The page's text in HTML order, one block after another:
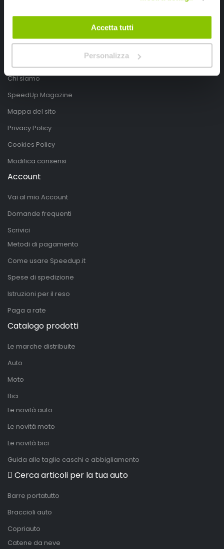
Accetta tutti
Personalizza
Treviso, Italy 31040
Chi siamo
SpeedUp Magazine
Mappa del sito
Privacy Policy
Cookies Policy
Modifica consensi
Account
Vai al mio Account
Domande frequenti
Scrivici
Metodi di pagamento
Come usare Speedup.it
Spese di spedizione
Istruzioni per il reso
Paga a rate
Catalogo prodotti
Le marche distribuite
Auto
Moto
Bici
Le novità auto
Le novità moto
Le novità bici
Guida alle taglie caschi e abbigliamento
Cerca articoli per la tua auto
Barre portatutto
Braccioli auto
Copriauto
Catene da neve